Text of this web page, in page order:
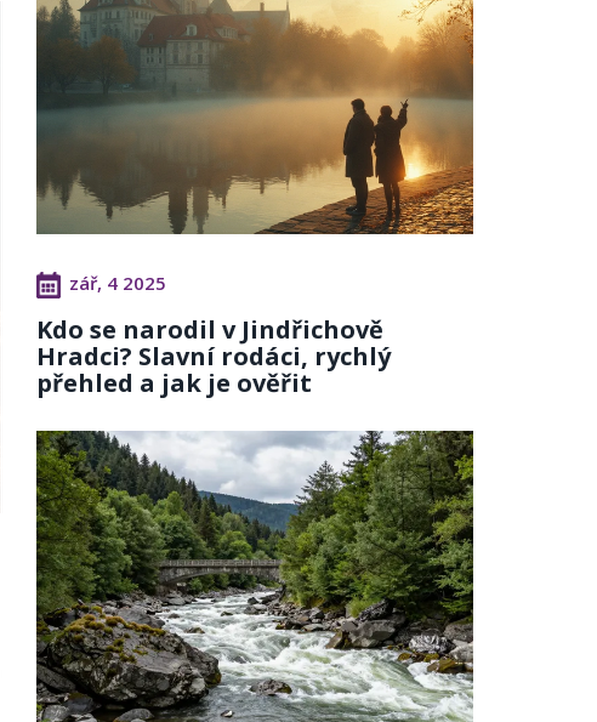
zář, 4 2025
Kdo se narodil v Jindřichově
Hradci? Slavní rodáci, rychlý
přehled a jak je ověřit